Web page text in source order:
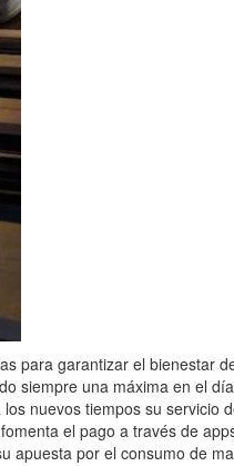
para garantizar el bienestar
siempre una máxima en el
nuevos tiempos su servicio
el pago a través de
apuesta por el consumo de